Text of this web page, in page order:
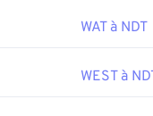
WAT à NDT
WEST à